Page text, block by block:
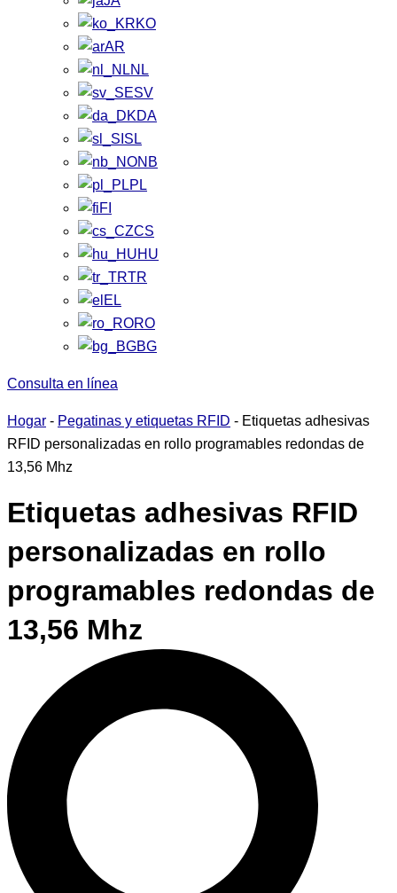
KO
AR
NL
SV
DA
SL
NB
PL
FI
CS
HU
TR
EL
RO
BG
Consulta en línea
Hogar - Pegatinas y etiquetas RFID - Etiquetas adhesivas
RFID personalizadas en rollo programables redondas de
13,56 Mhz
Etiquetas adhesivas RFID
personalizadas en rollo
programables redondas de
13,56 Mhz